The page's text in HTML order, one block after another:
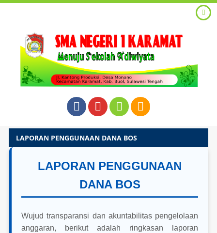
LAPORAN PENGGUNAAN DANA BOS
LAPORAN PENGGUNAAN
DANA BOS
Wujud transparansi dan akuntabilitas pengelolaan
anggaran, berikut adalah ringkasan laporan